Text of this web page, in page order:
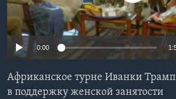
Learning English
СОЦИАЛЬНЫЕ СЕТИ
0:00
Африканское турне Иванки Трамп
в поддержку женской занятости